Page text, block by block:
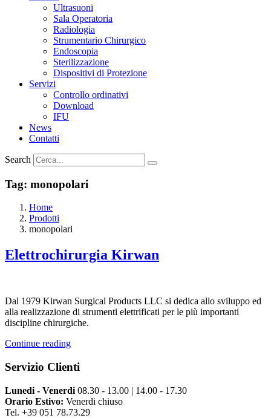
Ultrasuoni
Sala Operatoria
Radiologia
Strumentario Chirurgico
Endoscopia
Sterilizzazione
Dispositivi di Protezione
Servizi
Controllo ordinativi
Download
IFU
News
Contatti
Search
Tag: monopolari
Home
Prodotti
monopolari
Elettrochirurgia Kirwan
Dal 1979 Kirwan Surgical Products LLC si dedica allo sviluppo ed
alla realizzazione di strumenti elettrificati per le più importanti
discipline chirurgiche.
Continue reading
Servizio Clienti
Lunedi - Venerdi 08.30 - 13.00 | 14.00 - 17.30
Orario Estivo: Venerdi chiuso
Tel. +39 051 78.73.29